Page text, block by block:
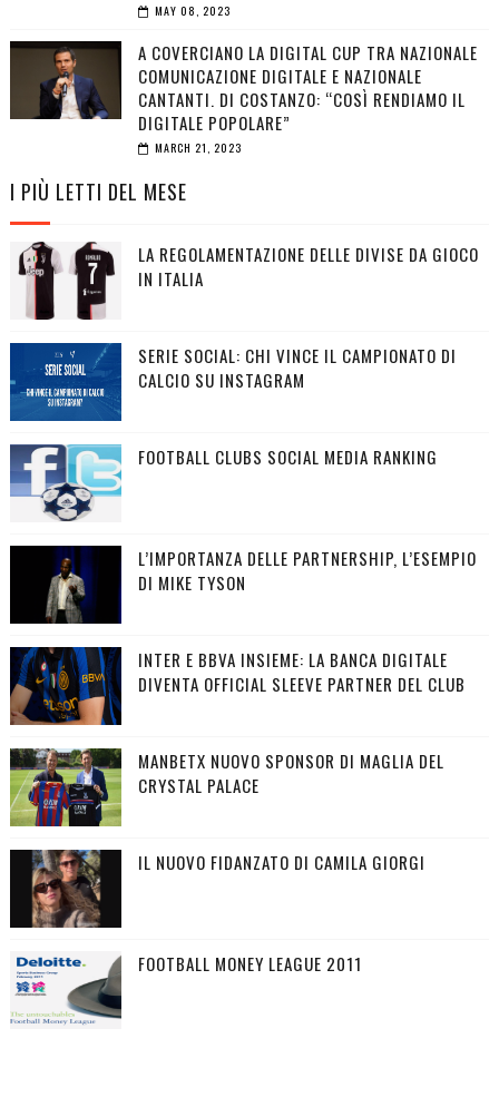
MAY 08, 2023
A COVERCIANO LA DIGITAL CUP TRA NAZIONALE
COMUNICAZIONE DIGITALE E NAZIONALE
CANTANTI. DI COSTANZO: “COSÌ RENDIAMO IL
DIGITALE POPOLARE”
MARCH 21, 2023
I PIÙ LETTI DEL MESE
LA REGOLAMENTAZIONE DELLE DIVISE DA GIOCO
IN ITALIA
SERIE SOCIAL: CHI VINCE IL CAMPIONATO DI
CALCIO SU INSTAGRAM
FOOTBALL CLUBS SOCIAL MEDIA RANKING
L’IMPORTANZA DELLE PARTNERSHIP, L’ESEMPIO
DI MIKE TYSON
INTER E BBVA INSIEME: LA BANCA DIGITALE
DIVENTA OFFICIAL SLEEVE PARTNER DEL CLUB
MANBETX NUOVO SPONSOR DI MAGLIA DEL
CRYSTAL PALACE
IL NUOVO FIDANZATO DI CAMILA GIORGI
FOOTBALL MONEY LEAGUE 2011